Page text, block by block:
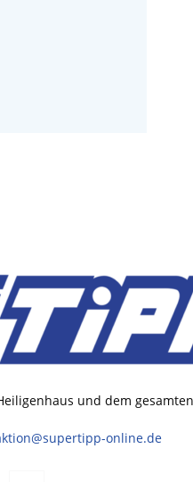
und dem
online.de